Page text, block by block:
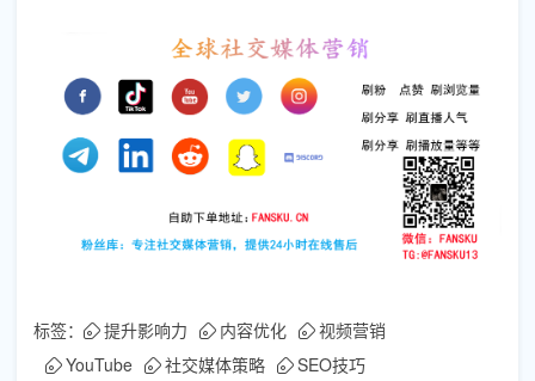
标签： 提升影响力 内容优化
视频营销
YouTube
社交媒体策略 SEO技巧